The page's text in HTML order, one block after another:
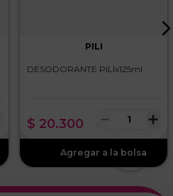
PILI
DESODORANTE PILIx125ml
$ 20.300 ＋
－